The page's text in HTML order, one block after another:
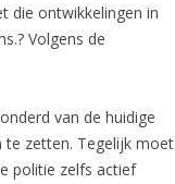
die ontwikkelingen in
Volgens de
van de huidige
te zetten. Tegelijk moet
politie zelfs actief